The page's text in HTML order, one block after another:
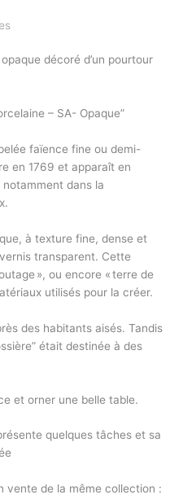
décoré d’un pourtour
– SA- Opaque”
faïence fine ou demi-
en 1769 et apparaît en
dans la
à texture fine, dense et
transparent. Cette
», ou encore « terre de
utilisés pour la créer.
des habitants aisés. Tandis
était destinée à des
et orner une belle table.
quelques tâches et sa
vente de la même collection :